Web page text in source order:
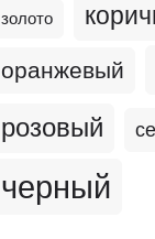
золото
оранжевый
розовый
черный